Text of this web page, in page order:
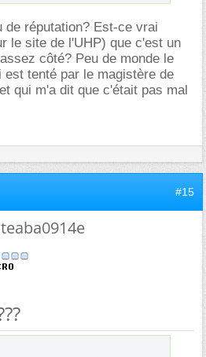
de réputation? Est-ce vrai
le site de l'UHP) que c'est un
côté? Peu de monde le
tenté par le magistère de
qui m'a dit que c'était pas mal
#15